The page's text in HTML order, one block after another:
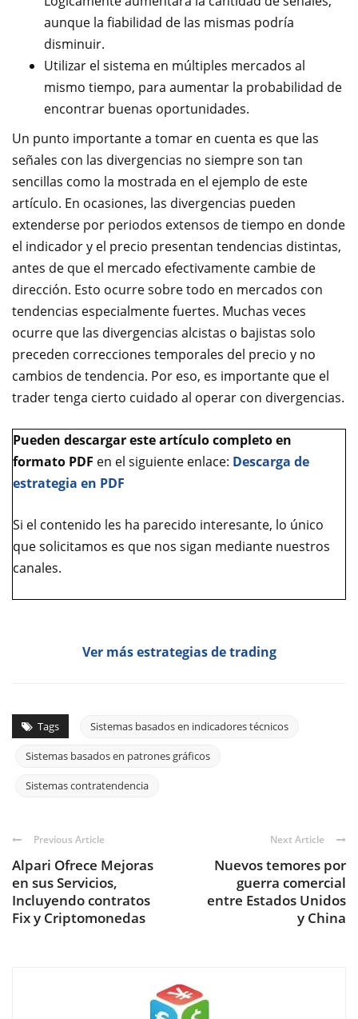
aunque la fiabilidad de las mismas podría
disminuir.
Utilizar el sistema en múltiples mercados al
mismo tiempo, para aumentar la probabilidad de
encontrar buenas oportunidades.
Un punto importante a tomar en cuenta es que las
señales con las divergencias no siempre son tan
sencillas como la mostrada en el ejemplo de este
artículo. En ocasiones, las divergencias pueden
extenderse por periodos extensos de tiempo en donde
el indicador y el precio presentan tendencias distintas,
antes de que el mercado efectivamente cambie de
dirección. Esto ocurre sobre todo en mercados con
tendencias especialmente fuertes. Muchas veces
ocurre que las divergencias alcistas o bajistas solo
preceden correcciones temporales del precio y no
cambios de tendencia. Por eso, es importante que el
trader tenga cierto cuidado al operar con divergencias.
Pueden descargar este artículo completo en
formato PDF en el siguiente enlace: Descarga de
estrategia en PDF
Si el contenido les ha parecido interesante, lo único
que solicitamos es que nos sigan mediante nuestros
canales.
Ver más estrategias de trading
Tags Sistemas basados en indicadores técnicos
Sistemas basados en patrones gráficos
Sistemas contratendencia
Previous Article
Alpari Ofrece Mejoras
en sus Servicios,
Incluyendo contratos
Fix y Criptomonedas
Next Article
Nuevos temores por
guerra comercial
entre Estados Unidos
y China